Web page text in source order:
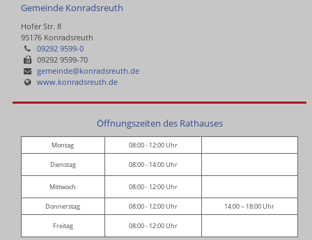
Gemeinde Konradsreuth
Hofer Str. 8
95176 Konradsreuth
09292 9599-0
09292 9599-70
gemeinde@konradsreuth.de
www.konradsreuth.de
Öffnungszeiten des Rathauses
Montag 08:00 - 12:00 Uhr
Dienstag 08:00 - 14:00 Uhr
Mittwoch 08:00 - 12:00 Uhr
Donnerstag 08:00 - 12:00 Uhr 14:00 – 18:00 Uhr
Freitag 08:00 - 12:00 Uhr